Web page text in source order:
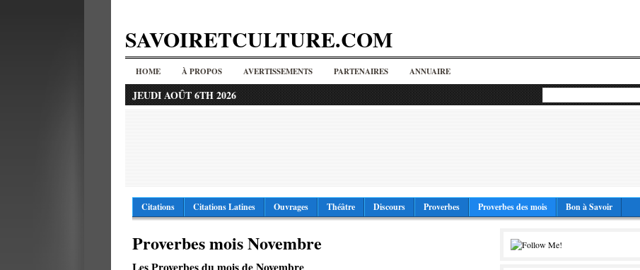
SAVOIRETCULTURE.COM
HOME À PROPOS AVERTISSEMENTS PARTENAIRES ANNUAIRE
JEUDI AOÛT 6TH 2026
Citations Citations Latines Ouvrages Théâtre Discours Proverbes Proverbes des mois Bon à Savoir
Proverbes mois Novembre